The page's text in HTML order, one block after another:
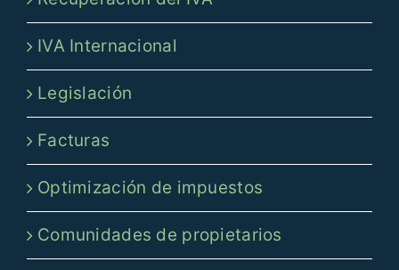
IVA Internacional
Legislación
Facturas
Optimización de impuestos
Comunidades de propietarios